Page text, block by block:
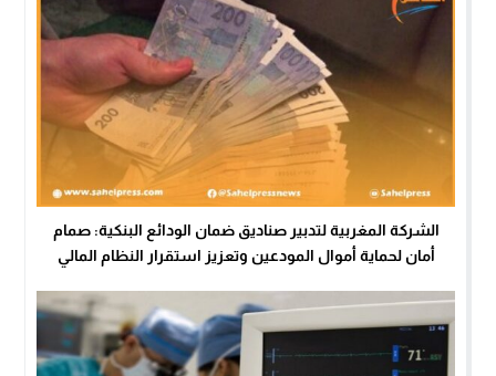
الشركة المغربية لتدبير صناديق ضمان الودائع البنكية: صمام
أمان لحماية أموال المودعين وتعزيز استقرار النظام المالي